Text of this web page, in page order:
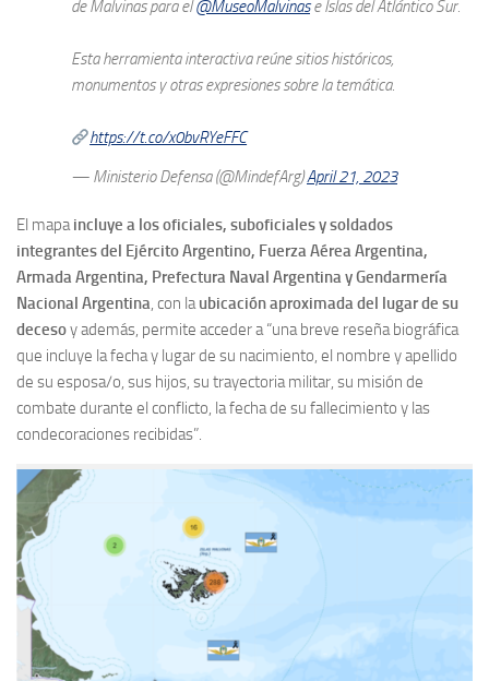
de Malvinas para el@MuseoMalvinase Islas del Atlántico Sur⁣.
Esta herramienta interactiva reúne sitios históricos,
monumentos y otras expresiones sobre la temática⁣.
https://t.co/x0bvRYeFFC
— Ministerio Defensa (@MindefArg)April 21, 2023
El mapaincluye a los oficiales, suboficiales y soldados
integrantes del Ejército Argentino, Fuerza Aérea Argentina,
Armada Argentina, Prefectura Naval Argentina y Gendarmería
Nacional Argentina, con laubicación aproximada del lugar de su
decesoy además, permite acceder a “una breve reseña biográfica
que incluye la fecha y lugar de su nacimiento, el nombre y apellido
de su esposa/o, sus hijos, su trayectoria militar, su misión de
combate durante el conflicto, la fecha de su fallecimiento y las
condecoraciones recibidas”.